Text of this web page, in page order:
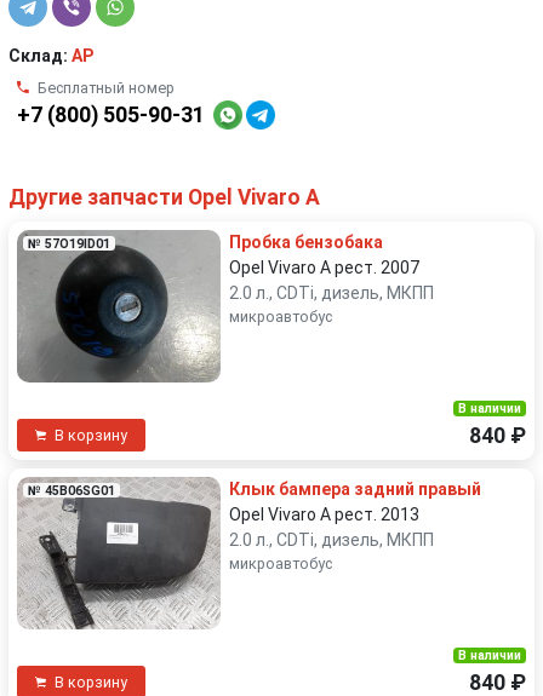
Склад: AP
Бесплатный номер
+7 (800) 505-90-31
Другие запчасти Opel Vivaro A
№ 57O19ID01
Пробка бензобака
Opel Vivaro A рест. 2007
2.0 л., CDTi, дизель, МКПП
микроавтобус
В корзину
В наличии
840 ₽
№ 45B06SG01
Клык бампера задний правый
Opel Vivaro A рест. 2013
2.0 л., CDTi, дизель, МКПП
микроавтобус
В корзину
В наличии
840 ₽